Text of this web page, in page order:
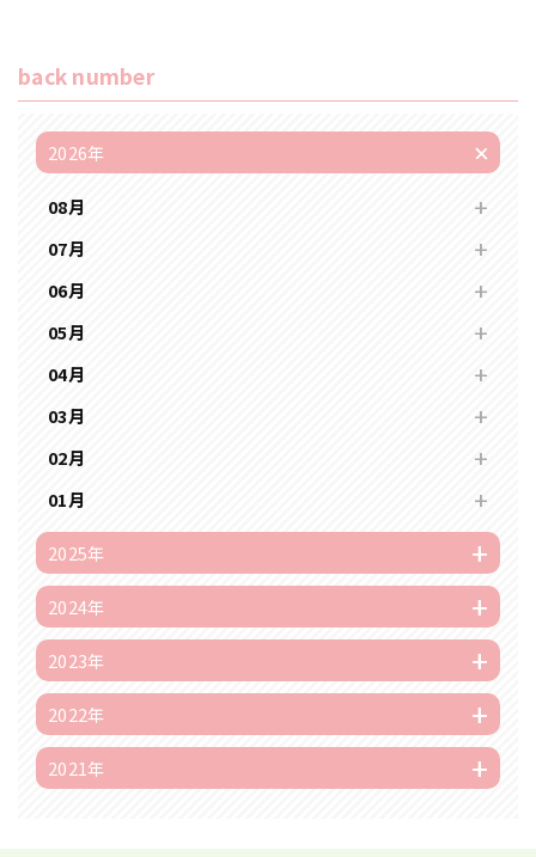
back number
2026年
08月
07月
06月
05月
04月
03月
02月
01月
2025年
2024年
2023年
2022年
2021年